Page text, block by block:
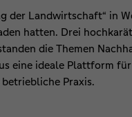
der Landwirtschaft“ in
hatten. Drei
die Themen
eine ideale Plattform
Praxis.